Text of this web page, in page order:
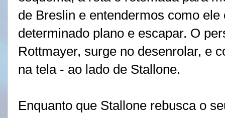
de Breslin e entendermos como
determinado plano e escapar. O
Rottmayer, surge no desenrolar, e
na tela - ao lado de Stallone.
Enquanto que Stallone rebusca o